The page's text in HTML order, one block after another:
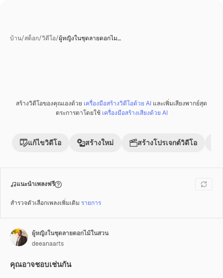
บ้าน/สต็อก/วิดีโอ/ผู้หญิงในชุดลายดอกไม…
พรีเมี่ยม
สร้างวิดีโอของคุณเองด้วย เครื่องมือสร้างวิดีโอด้วย AI และเพิ่มเสียงพากย์สุด
ตระการตาโดยใช้ เครื่องมือสร้างเสียงด้วย AI
แก้ไขวิดีโอ สร้างใหม่ สร้างโปรเจกต์วิดีโอ
แนะนำเพลงฟรี
สำรวจตัวเลือกเพลงเพิ่มเติม รายการ
ผู้หญิงในชุดลายดอกไม้ในสวน
deeanaarts
คุณอาจชอบเช่นกัน